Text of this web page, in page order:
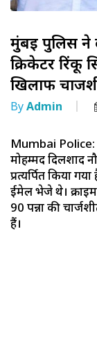
मुंबई पुलिस ने
क्रिकेटर रिंकू
खिलाफ
ByAdmin
Mumbai
मोहम्मद दिलशाद
प्रत्यर्पित किया
ईमेल भेजे थे।
90 पन्नों की
हैं।